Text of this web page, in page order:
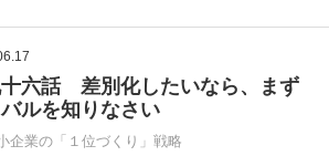
六話 差別化したいなら、まず
ルを知りなさい
企業の「１位づくり」戦略